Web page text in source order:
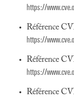
https://
Référence
https://
Référence
https://
Référence